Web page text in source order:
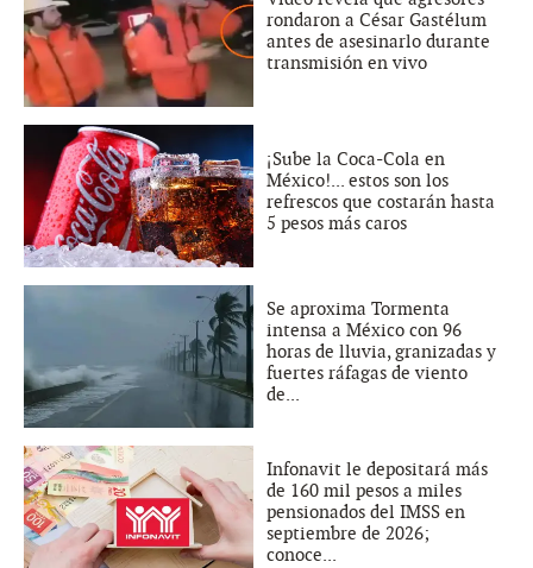
rondaron a César Gastélum
antes de asesinarlo durante
transmisión en vivo
¡Sube la Coca-Cola en
México!... estos son los
refrescos que costarán hasta
5 pesos más caros
Se aproxima Tormenta
intensa a México con 96
horas de lluvia, granizadas y
fuertes ráfagas de viento
de...
Infonavit le depositará más
de 160 mil pesos a miles
pensionados del IMSS en
septiembre de 2026;
conoce...